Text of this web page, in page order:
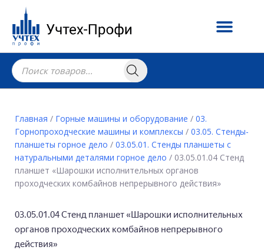
Главная / Горные машины и оборудование / 03.
Горнопроходческие машины и комплексы / 03.05. Стенды-
планшеты горное дело / 03.05.01. Стенды планшеты с
натуральными деталями горное дело / 03.05.01.04 Стенд
планшет «Шарошки исполнительных органов
проходческих комбайнов непрерывного действия»
03.05.01.04 Стенд планшет «Шарошки исполнительных
органов проходческих комбайнов непрерывного
действия»